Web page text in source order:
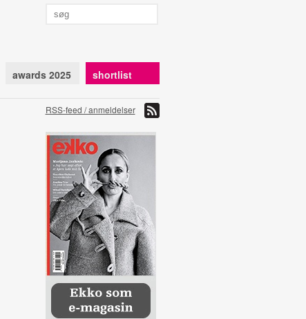
awards 2025 shortlist
RSS-feed / anmeldelser